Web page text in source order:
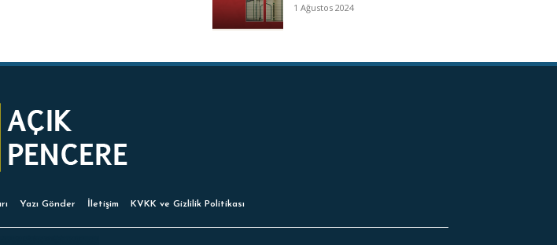
1 Ağustos 2024
Yazı Gönder İletişim KVKK ve Gizlilik Politikası